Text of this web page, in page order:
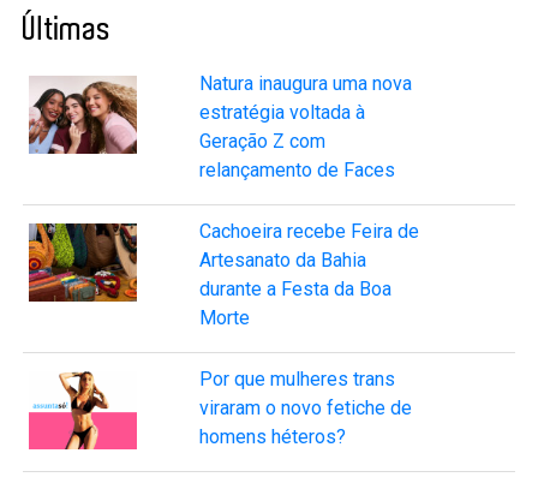
Últimas
Natura inaugura uma nova
estratégia voltada à
Geração Z com
relançamento de Faces
Cachoeira recebe Feira de
Artesanato da Bahia
durante a Festa da Boa
Morte
Por que mulheres trans
viraram o novo fetiche de
homens héteros?